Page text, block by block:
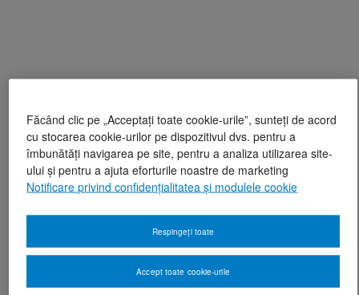
Făcând clic pe „Acceptați toate cookie-urile”, sunteți de acord
cu stocarea cookie-urilor pe dispozitivul dvs. pentru a
îmbunătăți navigarea pe site, pentru a analiza utilizarea site-
ului și pentru a ajuta eforturile noastre de marketing
Notificare privind confidențialitatea și modulele cookie
Respingeți toate
Accept toate cookie-urile